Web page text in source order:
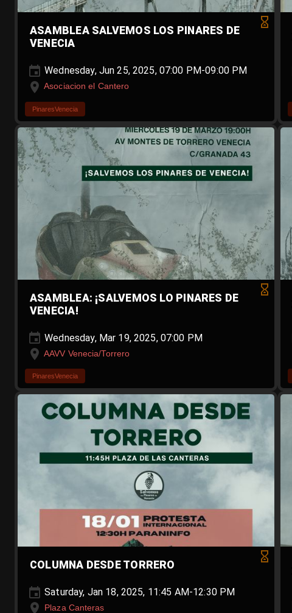
ASAMBLEA SALVEMOS LOS PINARES DE
VENECIA
Wednesday, Jun 25, 2025, 07:00 PM-09:00 PM
Asociacion el Cantero
PinaresVenecia
ASAMBLEA: ¡SALVEMOS LO PINARES DE
VENECIA!
Wednesday, Mar 19, 2025, 07:00 PM
AAVV Venecia/Torrero
PinaresVenecia
COLUMNA DESDE TORRERO
Saturday, Jan 18, 2025, 11:45 AM-12:30 PM
Plaza Canteras